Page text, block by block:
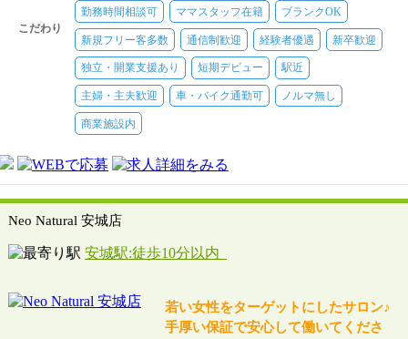
こだわり
勤務時間相談可 ママスタッフ在籍 ブランクOK
新規フリー客多数 通信制歓迎 経験者優遇 新卒歓迎
独立・開業支援あり 短期デビュー 駅近
主婦・主夫歓迎 車・バイク通勤可 ノルマ無し
商業施設内
Neo Natural 安城店
安城駅:徒歩10分以内
若い女性をターゲットにしたサロン♪
手厚い保証で安心して働いてくださ